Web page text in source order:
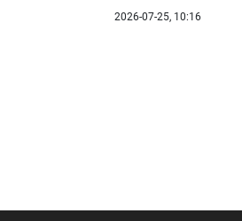
2026-07-25, 10:16